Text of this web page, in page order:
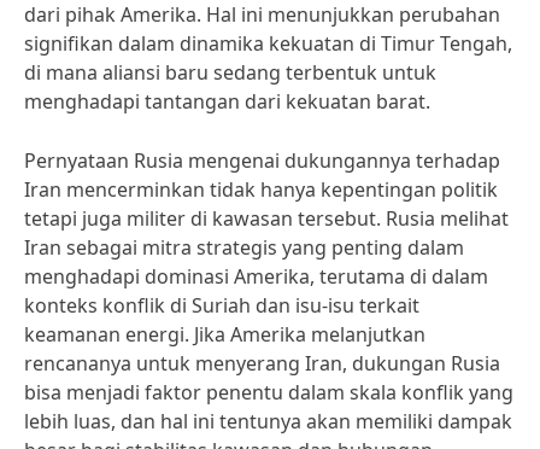
dari pihak Amerika. Hal ini menunjukkan perubahan
signifikan dalam dinamika kekuatan di Timur Tengah,
di mana aliansi baru sedang terbentuk untuk
menghadapi tantangan dari kekuatan barat.
Pernyataan Rusia mengenai dukungannya terhadap
Iran mencerminkan tidak hanya kepentingan politik
tetapi juga militer di kawasan tersebut. Rusia melihat
Iran sebagai mitra strategis yang penting dalam
menghadapi dominasi Amerika, terutama di dalam
konteks konflik di Suriah dan isu-isu terkait
keamanan energi. Jika Amerika melanjutkan
rencananya untuk menyerang Iran, dukungan Rusia
bisa menjadi faktor penentu dalam skala konflik yang
lebih luas, dan hal ini tentunya akan memiliki dampak